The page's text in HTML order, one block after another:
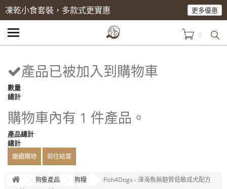
凍乾小食套裝，多款式更實惠 更多優惠
0
產品已被加入到購物車
數量
總計
購物車內有 1 件產品。
產品總計
總計
繼續購物 前往結算
狗隻產品 狗糧
Fish4Dogs - 深海魚無麩質低敏成犬配方